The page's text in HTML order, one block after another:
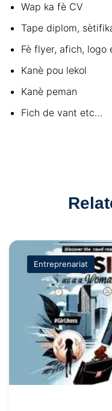
Wap ka fè CV
Tape diplom,
Fè flyer, afich, logo
Kanè pou lekol
Kanè peman
Fich de vant etc…
Entreprenariat